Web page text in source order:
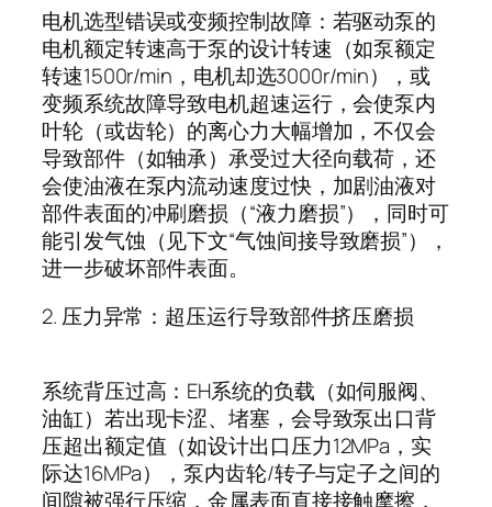
电机选型错误或变频控制故障：若驱动泵的
电机额定转速高于泵的设计转速（如泵额定
转速1500r/min ，电机却选3000r/min），或
变频系统故障导致电机超速运行，会使泵内
叶轮（或齿轮）的离心力大幅增加，不仅会
导致部件（如轴承）承受过大径向载荷，还
会使油液在泵内流动速度过快，加剧油液对
部件表面的冲刷磨损（“液力磨损”），同时可
能引发气蚀（见下文“气蚀间接导致磨损”），
进一步破坏部件表面。
2. 压力异常：超压运行导致部件挤压磨损
系统背压过高： EH系统的负载（如伺服阀、
油缸）若出现卡涩、堵塞，会导致泵出口背
压超出额定值（如设计出口压力12MPa ，实
际达16MPa），泵内齿轮/转子与定子之间的
间隙被强行压缩，金属表面直接接触摩擦，